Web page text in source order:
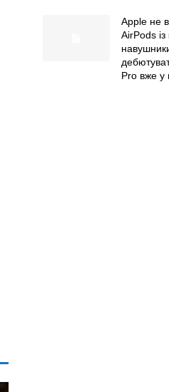
Apple не
AirPods
Pro вже у